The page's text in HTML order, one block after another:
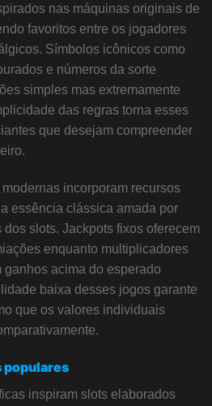
nas máquinas originais de
favoritos entre os jogadores
Símbolos icônicos como
e números da sorte
simples mas extremamente
das regras torna esses
que desejam compreender
incorporam recursos
essência clássica amada por
slots. Jackpots fixos oferecem
enquanto multiplicadores
ganhos acima do esperado
baixa desses jogos garante
que os valores individuais
populares
inspiram slots elaborados